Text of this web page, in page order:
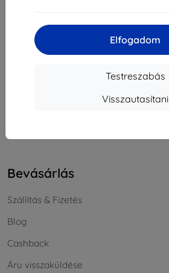
Elfogadom
Testreszabás
Visszautasítani
info@top4mobile.eu
Bevásárlás
Szállítás & Fizetés
Blog
Cashback
Áru visszaküldése